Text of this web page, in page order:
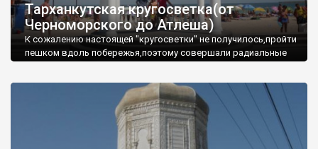
Тарханкутская кругосветка(от
Черноморского до Атлеша)
К сожалению настоящей "кругосветки" не получилось,пройти
пешком вдоль побережья,поэтому совершали радиальные